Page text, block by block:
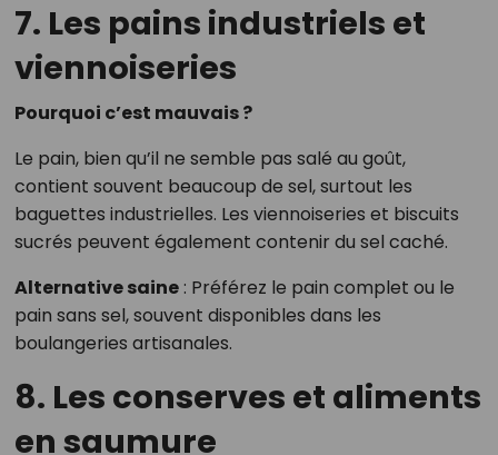
7. Les pains industriels et
viennoiseries
Pourquoi c’est mauvais ?
Le pain, bien qu’il ne semble pas salé au goût,
contient souvent beaucoup de sel, surtout les
baguettes industrielles. Les viennoiseries et biscuits
sucrés peuvent également contenir du sel caché.
Alternative saine: Préférez le pain complet ou le
pain sans sel, souvent disponibles dans les
boulangeries artisanales.
8. Les conserves et aliments
en saumure